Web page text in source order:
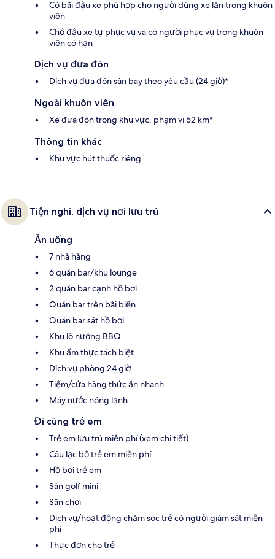
Có bãi đậu xe phù hợp cho người dùng xe lăn trong khuôn
viên
Chỗ đậu xe tự phục vụ và có người phục vụ trong khuôn
viên có hạn
Dịch vụ đưa đón
Dịch vụ đưa đón sân bay theo yêu cầu (24 giờ)*
Ngoài khuôn viên
Xe đưa đón trong khu vực, phạm vi 52 km*
Thông tin khác
Khu vực hút thuốc riêng
Tiện nghi, dịch vụ nơi lưu trú
Ăn uống
7 nhà hàng
6 quán bar/khu lounge
2 quán bar cạnh hồ bơi
Quán bar trên bãi biển
Quán bar sát hồ bơi
Khu lò nướng BBQ
Khu ẩm thực tách biệt
Dịch vụ phòng 24 giờ
Tiệm/cửa hàng thức ăn nhanh
Máy nước nóng lạnh
Đi cùng trẻ em
Trẻ em lưu trú miễn phí (xem chi tiết)
Câu lạc bộ trẻ em miễn phí
Hồ bơi trẻ em
Sân golf mini
Sân chơi
Dịch vụ/hoạt động chăm sóc trẻ có người giám sát miễn
phí
Thực đơn cho trẻ